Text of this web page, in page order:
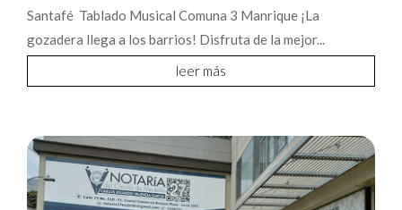
Santafé Tablado Musical Comuna 3 Manrique ¡La
gozadera llega a los barrios! Disfruta de la mejor...
leer más